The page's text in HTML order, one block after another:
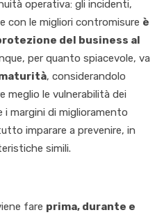
operativa: gli incidenti,
con le migliori contromisure è
del business al
per quanto spiacevole, va
, considerandolo
meglio le vulnerabilità dei
i margini di miglioramento
imparare a prevenire, in
simili.
fare prima, durante e